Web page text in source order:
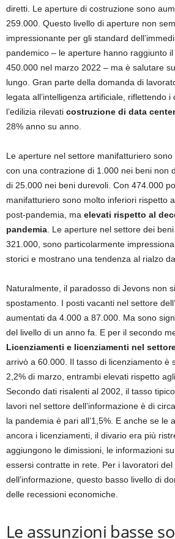
diretti. Le aperture di costruzione sono
259.000. Questo livello di aperture non
impressionante per gli standard
pandemico – le aperture hanno raggiunto
450.000 nel marzo 2022 – ma è salutare
lungo. Gran parte della domanda di
legata all’intelligenza artificiale, riflettendo
l’edilizia rilevati costruzione di data center
28% anno su anno.
Le aperture nel settore manifatturiero sono
con una contrazione di 1.000 nei beni non
di 25.000 nei beni durevoli. Con 474.000
manifatturiero sono molto inferiori rispetto
post-pandemia, ma elevati rispetto al
pandemia . Le aperture nel settore dei
321.000, sono particolarmente
storici e mostrano una tendenza al rialzo
Naturalmente, il paradosso di Jevons non
spostamento. I posti vacanti nel settore
aumentati da 4.000 a 87.000. Ma sono
del livello di un anno fa. E per il secondo
Licenziamenti e licenziamenti nel
arrivò a 60.000. Il tasso di licenziamento è
2,2% di marzo, entrambi elevati rispetto
Secondo dati risalenti al 2002, il tasso
lavori nel settore dell’informazione è di
la pandemia è pari all’1,5%. E anche se le
ancora i licenziamenti, il divario era più
aggiungono le dimissioni, le informazioni
essersi contratte in rete. Per i lavoratori del
dell’informazione, questo basso livello di
delle recessioni economiche.
Le assunzioni basse